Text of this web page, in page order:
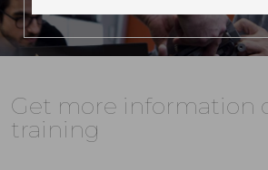
Get more information
training